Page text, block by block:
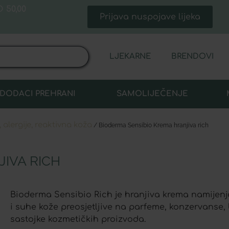
Prijava nuspojave lijeka
LJEKARNE BRENDOVI
DODACI PREHRANI SAMOLIJEČENJE
/ Bioderma Sensibio Krema hranjiva rich
RICH
Bioderma Sensibio Rich je hranjiva krema
i suhe kože preosjetljive na parfeme,
sastojke kozmetičkih proizvoda.